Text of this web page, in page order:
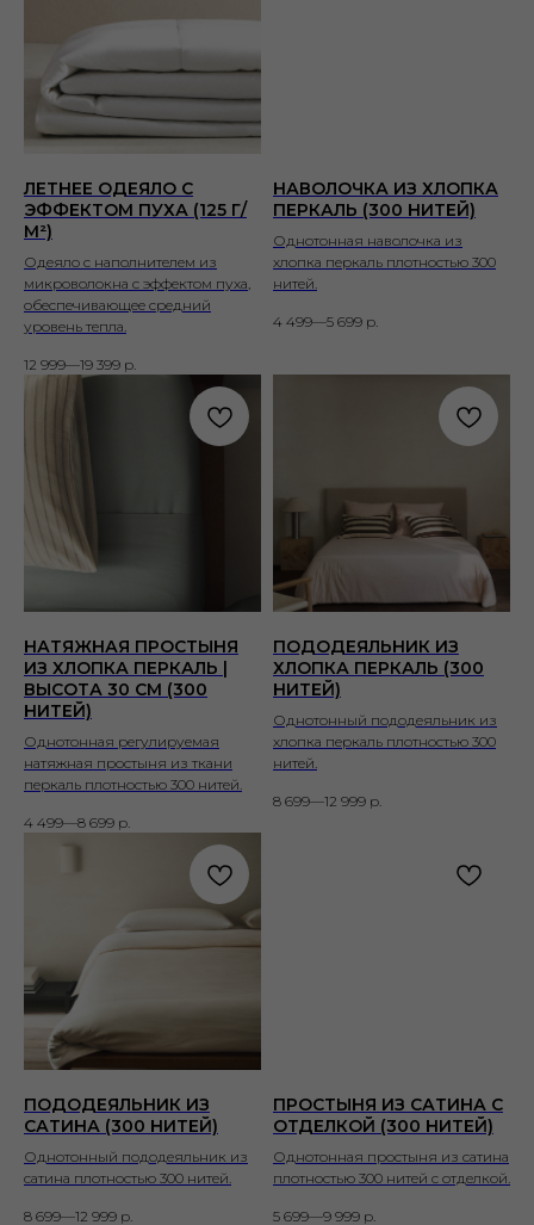
ЛЕТНЕЕ ОДЕЯЛО С
ЭФФЕКТОМ ПУХА (125 Г/
М²)
Одеяло с наполнителем из
микроволокна с эффектом пуха,
обеспечивающее средний
уровень тепла.
12 999—19 399 р.
НАВОЛОЧКА ИЗ ХЛОПКА
ПЕРКАЛЬ (300 НИТЕЙ)
Однотонная наволочка из
хлопка перкаль плотностью 300
нитей.
4 499—5 699 р.
НАТЯЖНАЯ ПРОСТЫНЯ
ИЗ ХЛОПКА ПЕРКАЛЬ |
ВЫСОТА 30 СМ (300
НИТЕЙ)
Однотонная регулируемая
натяжная простыня из ткани
перкаль плотностью 300 нитей.
4 499—8 699 р.
ПОДОДЕЯЛЬНИК ИЗ
ХЛОПКА ПЕРКАЛЬ (300
НИТЕЙ)
Однотонный пододеяльник из
хлопка перкаль плотностью 300
нитей.
8 699—12 999 р.
ПОДОДЕЯЛЬНИК ИЗ
САТИНА (300 НИТЕЙ)
Однотонный пододеяльник из
сатина плотностью 300 нитей.
8 699—12 999 р.
ПРОСТЫНЯ ИЗ САТИНА С
ОТДЕЛКОЙ (300 НИТЕЙ)
Однотонная простыня из сатина
плотностью 300 нитей с отделкой.
5 699—9 999 р.